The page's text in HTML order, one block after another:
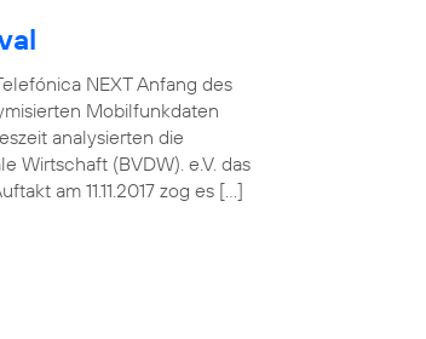
NEXT Anfang des
Mobilfunkdaten
analysierten die
Wirtschaft (BVDW). e.V. das
am 11.11.2017 zog es […]